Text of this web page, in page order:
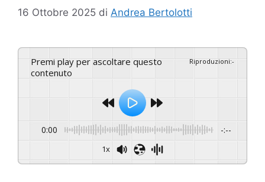
16 Ottobre 2025 di Andrea Bertolotti
Premi play per ascoltare questo
contenuto
Riproduzioni:-
0:00 -:--
1x